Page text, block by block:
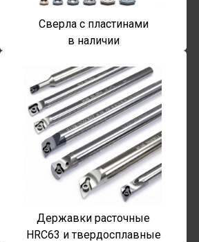
Сверла с пластинами
в наличии
Державки расточные
HRC63 и твердосплавные